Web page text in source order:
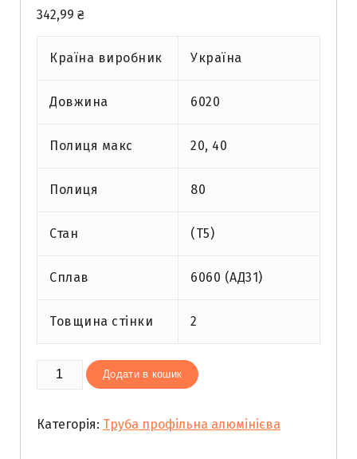
342,99 ₴
Країна виробник Україна
Довжина 6020
Полиця макс 20, 40
Полиця 80
Стан (Т5)
Сплав 6060 (АД31)
Товщина стінки 2
Труба
профільна
80х20х2,0
Додати в кошик
Категорія: Труба профільна алюмінієва